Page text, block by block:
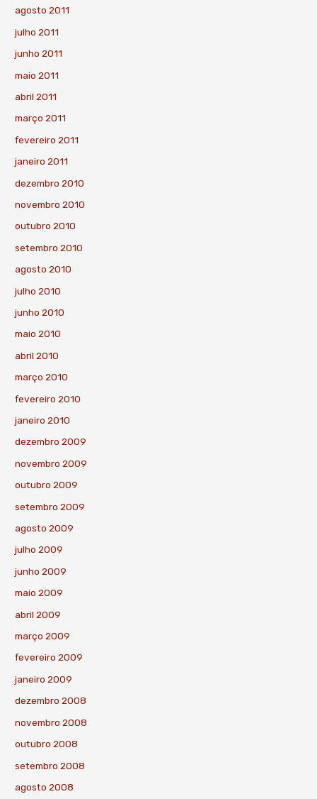
agosto 2011
julho 2011
junho 2011
maio 2011
abril 2011
março 2011
fevereiro 2011
janeiro 2011
dezembro 2010
novembro 2010
outubro 2010
setembro 2010
agosto 2010
julho 2010
junho 2010
maio 2010
abril 2010
março 2010
fevereiro 2010
janeiro 2010
dezembro 2009
novembro 2009
outubro 2009
setembro 2009
agosto 2009
julho 2009
junho 2009
maio 2009
abril 2009
março 2009
fevereiro 2009
janeiro 2009
dezembro 2008
novembro 2008
outubro 2008
setembro 2008
agosto 2008